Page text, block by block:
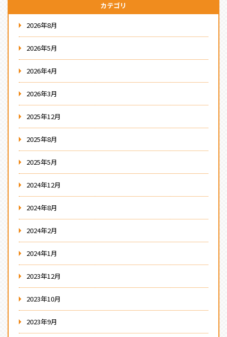
カテゴリ
2026年8月
2026年5月
2026年4月
2026年3月
2025年12月
2025年8月
2025年5月
2024年12月
2024年8月
2024年2月
2024年1月
2023年12月
2023年10月
2023年9月